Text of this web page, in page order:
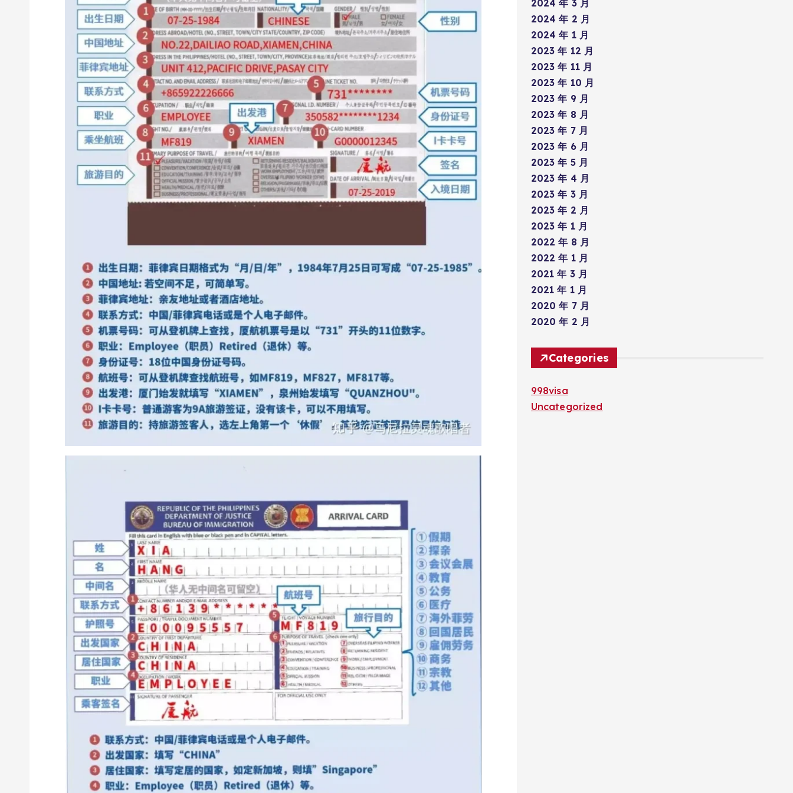
2024 年 3 月
2024 年 2 月
2024 年 1 月
2023 年 12 月
2023 年 11 月
2023 年 10 月
2023 年 9 月
2023 年 8 月
2023 年 7 月
2023 年 6 月
2023 年 5 月
2023 年 4 月
2023 年 3 月
2023 年 2 月
2023 年 1 月
2022 年 8 月
2022 年 1 月
2021 年 3 月
2021 年 1 月
2020 年 7 月
2020 年 2 月
Categories
998visa
Uncategorized